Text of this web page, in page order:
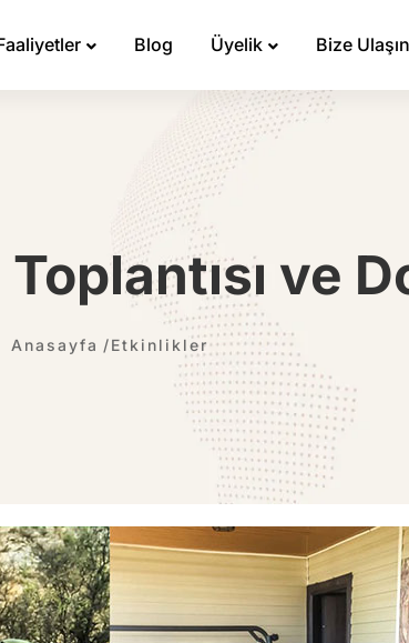
Blog Üyelik Bize Ulaşın
ve
Anasayfa Etkinlikler